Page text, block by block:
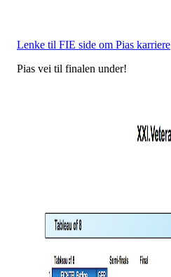
Lenke til FIE side om Pias karriere
Pias vei til finalen under!